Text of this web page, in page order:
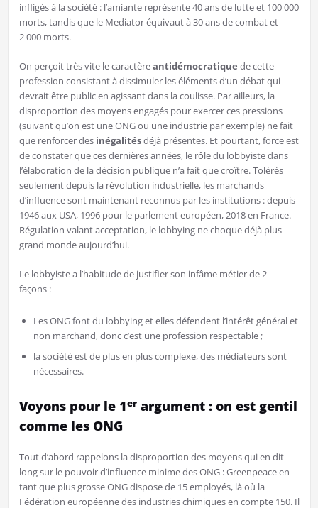
infligés à la société : l’amiante représente 40 ans de lutte et 100 000
morts, tandis que le Mediator équivaut à 30 ans de combat et
2 000 morts.
On perçoit très vite le caractèreantidémocratique de cette
profession consistant à dissimuler les éléments d’un débat qui
devrait être public en agissant dans la coulisse. Par ailleurs, la
disproportion des moyens engagés pour exercer ces pressions
(suivant qu’on est une ONG ou une industrie par exemple) ne fait
que renforcer des inégalitésdéjà présentes. Et pourtant, force est
de constater que ces dernières années, le rôle du lobbyiste dans
l’élaboration de la décision publique n’a fait que croître. Tolérés
seulement depuis la révolution industrielle, les marchands
d’influence sont maintenant reconnus par les institutions : depuis
1946 aux USA, 1996 pour le parlement européen, 2018 en France.
Régulation valant acceptation, le lobbying ne choque déjà plus
grand monde aujourd’hui.
Le lobbyiste a l’habitude de justifier son infâme métier de 2
façons :
Les ONG font du lobbying et elles défendent l’intérêt général et
non marchand, donc c’est une profession respectable ;
la société est de plus en plus complexe, des médiateurs sont
nécessaires.
Voyons pour le 1erargument : on est gentil
comme les ONG
Tout d’abord rappelons la disproportion des moyens qui en dit
long sur le pouvoir d’influence minime des ONG : Greenpeace en
tant que plus grosse ONG dispose de 15 employés, là où la
Fédération européenne des industries chimiques en compte 150. Il